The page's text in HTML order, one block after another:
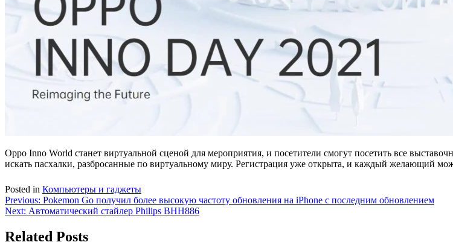
Oppo Inno World станет виртуальной сценой для мероприятия, и посетители смогут посетить все
искать пасхалки, разбросанные по виртуальному миру. Регистрация уже открыта, и каждый желающий
Posted in Компьютеры и гаджеты
Навигация
по
записям
Previous: Pokemon Go получил более высокую частоту обновления на iPhone с последним обновлением
Next: Автоматический стайлер Philips BHH886
Related Posts